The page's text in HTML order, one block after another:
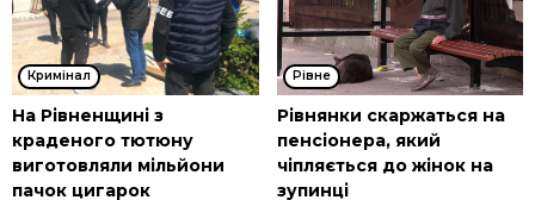
Кримінал
На Рівненщині з
краденого тютюну
виготовляли мільйони
пачок цигарок
Рівне
Рівнянки скаржаться на
пенсіонера, який
чіпляється до жінок на
зупинці